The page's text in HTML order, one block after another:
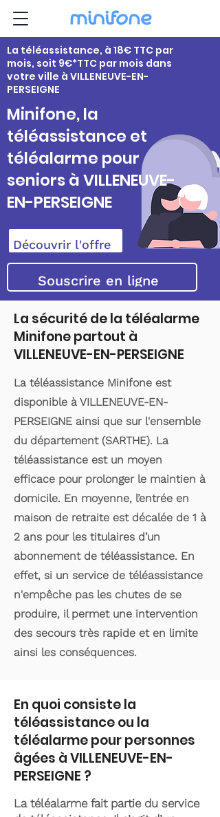
La téléassistance, à 18€ TTC par
mois, soit 9€*TTC par mois dans
votre ville à VILLENEUVE-EN-
PERSEIGNE
Minifone, la
téléassistance et
téléalarme pour
seniors à VILLENEUVE-
EN-PERSEIGNE
Découvrir l'offre
Souscrire en ligne
La sécurité de la téléalarme
Minifone partout à
VILLENEUVE-EN-PERSEIGNE
La téléassistance Minifone est
disponible à VILLENEUVE-EN-
PERSEIGNE ainsi que sur l'ensemble
du département (SARTHE). La
téléassistance est un moyen
efficace pour prolonger le maintien à
domicile. En moyenne, l’entrée en
maison de retraite est décalée de 1 à
2 ans pour les titulaires d’un
abonnement de téléassistance. En
effet, si un service de téléassistance
n'empêche pas les chutes de se
produire, il permet une intervention
des secours très rapide et en limite
ainsi les conséquences.
En quoi consiste la
téléassistance ou la
téléalarme pour personnes
âgées à VILLENEUVE-EN-
PERSEIGNE ?
La téléalarme fait partie du service